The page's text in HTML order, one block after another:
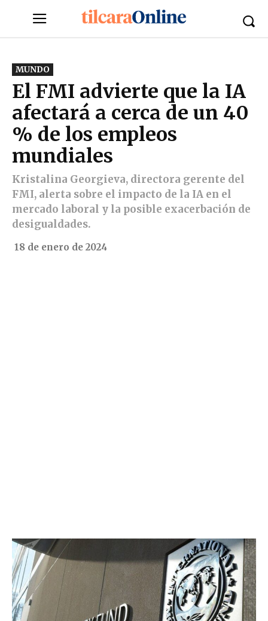
MUNDO
El FMI advierte que la IA
afectará a cerca de un 40
% de los empleos
mundiales
Kristalina Georgieva, directora gerente del
FMI, alerta sobre el impacto de la IA en el
mercado laboral y la posible exacerbación de
desigualdades.
18 de enero de 2024